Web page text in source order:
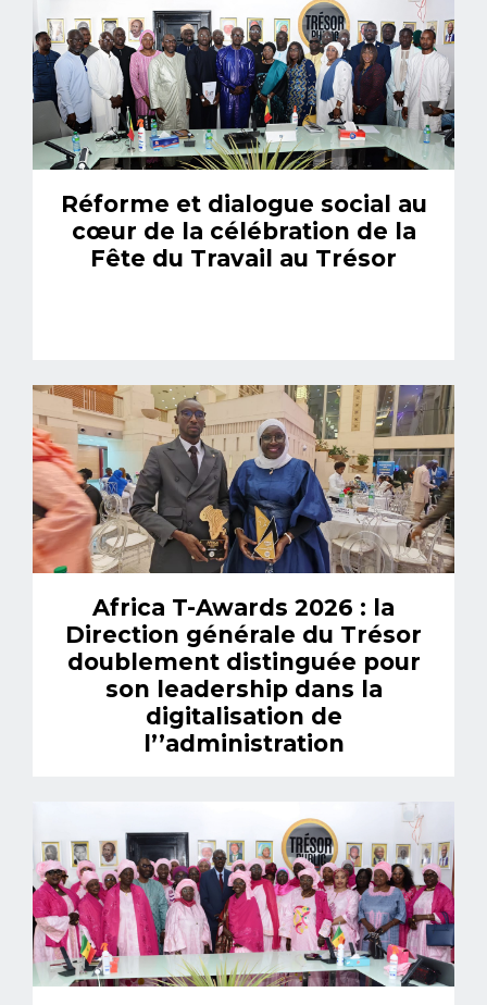
Réforme et dialogue social au
cœur de la célébration de la
Fête du Travail au Trésor
Africa T-Awards 2026 : la
Direction générale du Trésor
doublement distinguée pour
son leadership dans la
digitalisation de
l’’administration